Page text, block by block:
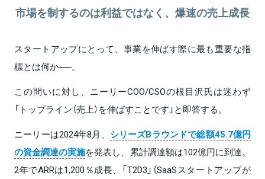
市場を制するのは利益ではなく、爆速の売上成長
スタートアップにとって、事業を伸ばす際に最も重要な指
標とは何か──。
この問いに対し、ニーリーCOO/CSOの根目沢氏は迷わず
「トップライン（売上）を伸ばすことです」と即答する。
ニーリーは2024年8月、 シリーズBラウンドで総額45.7億円
の資金調達の実施を発表し、累計調達額は102億円に到達。
2年でARRは1,200％成長、「T2D3」（SaaSスタートアップが